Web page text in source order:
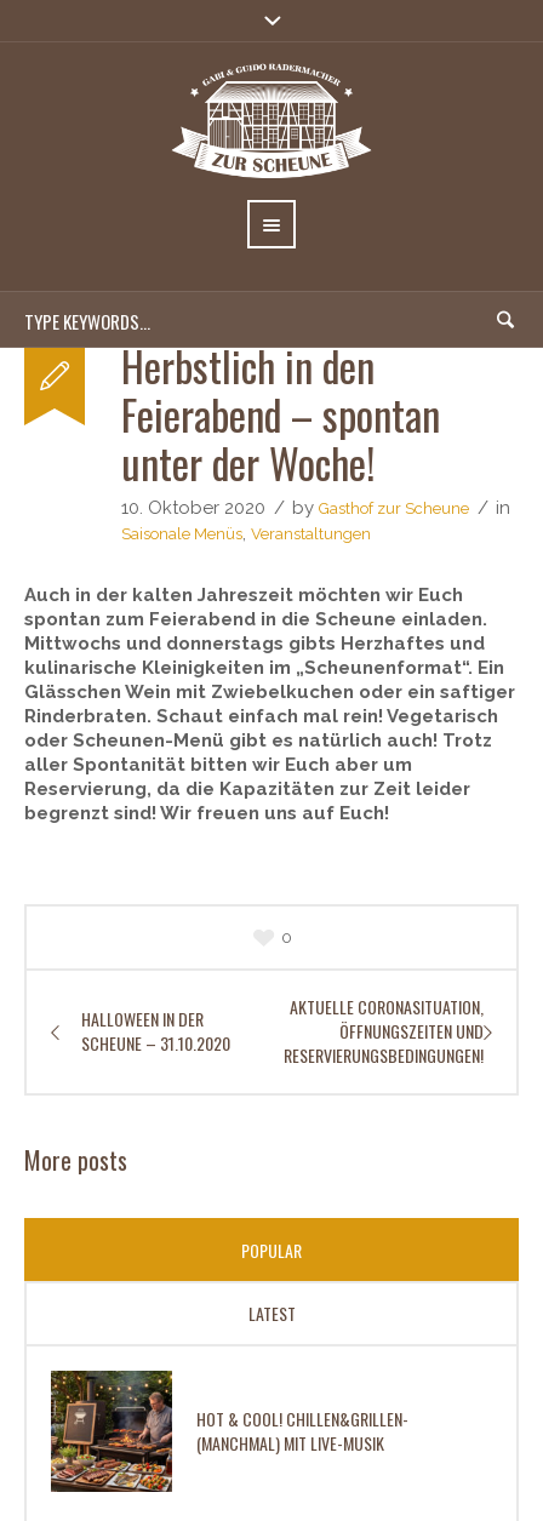
Herbstlich in den
Feierabend – spontan
unter der Woche!
10. Oktober 2020 by Gasthof zur Scheune in
Saisonale Menüs, Veranstaltungen
Auch in der kalten Jahreszeit möchten wir Euch
spontan zum Feierabend in die Scheune einladen.
Mittwochs und donnerstags gibts Herzhaftes und
kulinarische Kleinigkeiten im „Scheunenformat“. Ein
Glässchen Wein mit Zwiebelkuchen oder ein saftiger
Rinderbraten. Schaut einfach mal rein! Vegetarisch
oder Scheunen-Menü gibt es natürlich auch! Trotz
aller Spontanität bitten wir Euch aber um
Reservierung, da die Kapazitäten zur Zeit leider
begrenzt sind! Wir freuen uns auf Euch!
0
HALLOWEEN IN DER
SCHEUNE – 31.10.2020
AKTUELLE CORONASITUATION,
ÖFFNUNGSZEITEN UND
RESERVIERUNGSBEDINGUNGEN!
More posts
POPULAR
LATEST
HOT & COOL! CHILLEN&GRILLEN-
(MANCHMAL) MIT LIVE-MUSIK